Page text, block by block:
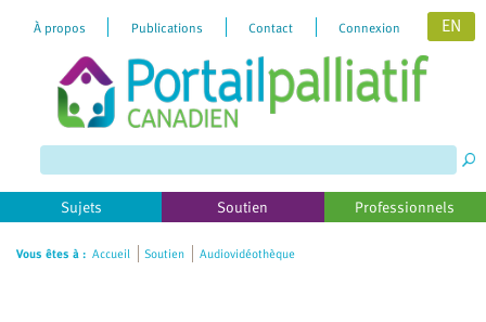
website
includes
an
accessibility
À propos Publications Contact Connexion EN
Sujets Soutien Professionnels
Vous êtes à : Accueil Soutien Audiovidéothèque